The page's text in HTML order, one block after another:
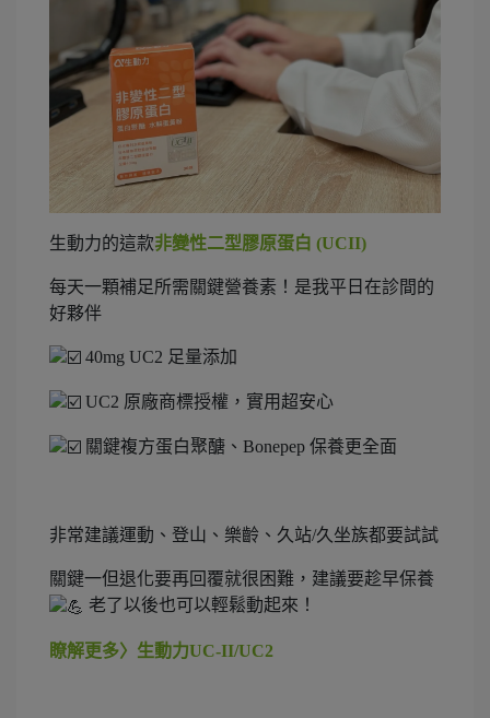
生動力的這款非變性二型膠原蛋白 (UCII)
每天一顆補足所需關鍵營養素！是我平日在診間的
好夥伴
40mg UC2 足量添加
UC2 原廠商標授權，實用超安心
關鍵複方蛋白聚醣、Bonepep 保養更全面
非常建議運動、登山、樂齡、久站/久坐族都要試試
關鍵一但退化要再回覆就很困難，建議要趁早保養
老了以後也可以輕鬆動起來！
瞭解更多〉生動力UC-II/UC2